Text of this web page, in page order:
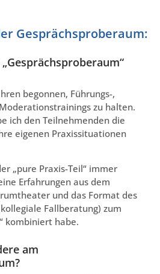
Gesprächsproberaum:
begonnen, Führungs-,
zu halten.
ich den Teilnehmenden die
eigenen Praxissituationen
„pure Praxis-Teil“ immer
Erfahrungen aus dem
und das Format des
Fallberatung) zum
kombiniert habe.
am